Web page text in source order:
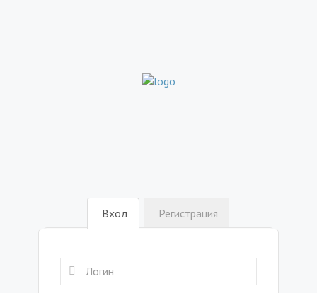
Вход Регистрация